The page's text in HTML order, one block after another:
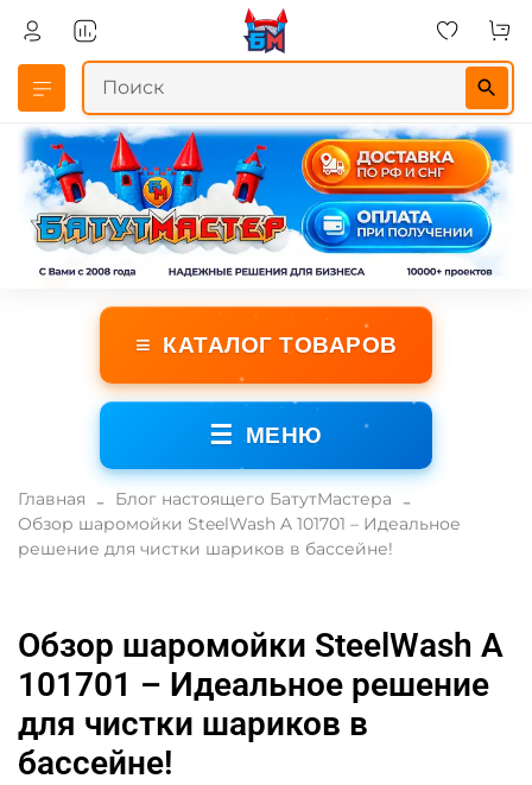
≡ КАТАЛОГ ТОВАРОВ
☰ МЕНЮ
Главная
Блог настоящего БатутМастера
Обзор шаромойки SteelWash A 101701 – Идеальное
решение для чистки шариков в бассейне!
Обзор шаромойки SteelWash A
101701 – Идеальное решение
для чистки шариков в
бассейне!